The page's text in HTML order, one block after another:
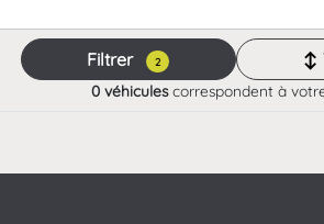
Filtrer 2 ↕
0 véhiculescorrespondent à